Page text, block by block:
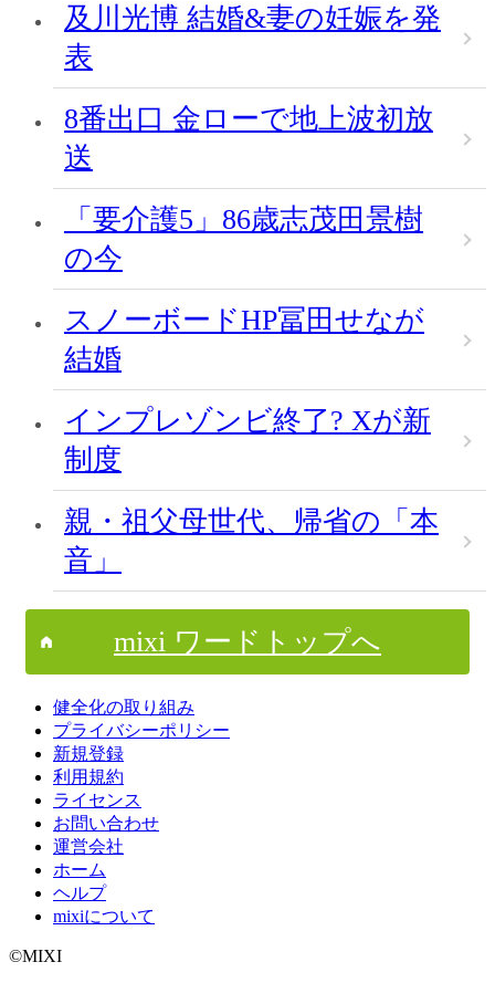
及川光博 結婚&妻の妊娠を発
表
8番出口 金ローで地上波初放
送
「要介護5」86歳志茂田景樹
の今
スノーボードHP冨田せなが
結婚
インプレゾンビ終了? Xが新
制度
親・祖父母世代、帰省の「本
音」
mixi ワードトップへ
健全化の取り組み
プライバシーポリシー
新規登録
利用規約
ライセンス
お問い合わせ
運営会社
ホーム
ヘルプ
mixiについて
©MIXI